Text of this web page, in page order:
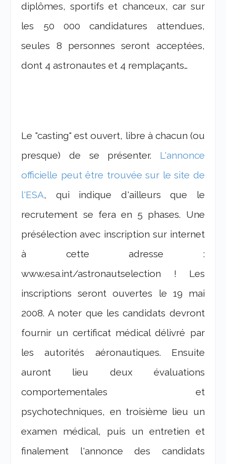
diplômes, sportifs et chanceux, car sur
les 50 000 candidatures attendues,
seules 8 personnes seront acceptées,
dont 4 astronautes et 4 remplaçants…
Le "casting" est ouvert, libre à chacun (ou
presque) de se présenter. L'annonce
officielle peut être trouvée sur le site de
l'ESA, qui indique d'ailleurs que le
recrutement se fera en 5 phases. Une
présélection avec inscription sur internet
à cette adresse :
www.esa.int/astronautselection ! Les
inscriptions seront ouvertes le 19 mai
2008. A noter que les candidats devront
fournir un certificat médical délivré par
les autorités aéronautiques. Ensuite
auront lieu deux évaluations
comportementales et
psychotechniques, en troisième lieu un
examen médical, puis un entretien et
finalement l'annonce des candidats